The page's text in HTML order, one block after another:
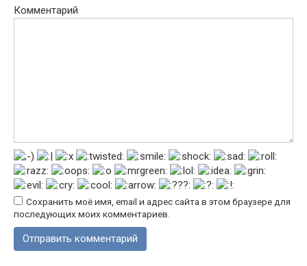
Комментарий
Сохранить моё имя, email и адрес сайта в этом браузере для
последующих моих комментариев.